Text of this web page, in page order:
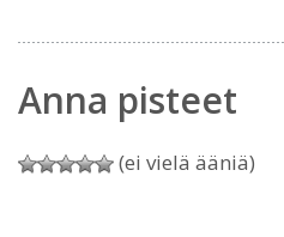
Anna pisteet
(ei vielä ääniä)